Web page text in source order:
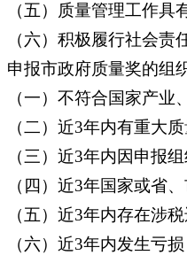
（五）质量管理工作
（六）积极履行社会
申报市政府质量奖的组
（一）不符合国家产业
（二）近3年内有重大
（三）近3年内因申报
（四）近3年国家或省
（五）近3年内存在涉
（六）近3年内发生亏损